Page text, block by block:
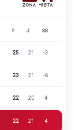
P J SG
25 21 -3
23 21 -6
22 20 -4
22 21 -4